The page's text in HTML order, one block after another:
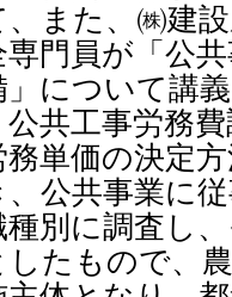
、また、㈱建
専門員が「公
」について講
共工事労務費
務単価の決定
、公共事業に
種別に調査し
したもので、